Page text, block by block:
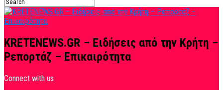
KRETENEWS.GR – Ειδήσεις από την Κρήτη –
Ρεπορτάζ – Επικαιρότητα
Connect with us